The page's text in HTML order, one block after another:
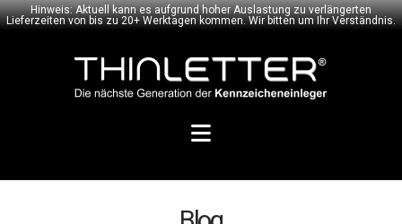
Hinweis: Aktuell kann es aufgrund hoher Auslastung zu verlängerten
Lieferzeiten von bis zu 20+ Werktagen kommen. Wir bitten um Ihr Verständnis.
Navigation